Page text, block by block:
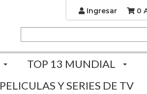
Ingresar 0
TOP 13 MUNDIAL
PELICULAS Y SERIES DE TV